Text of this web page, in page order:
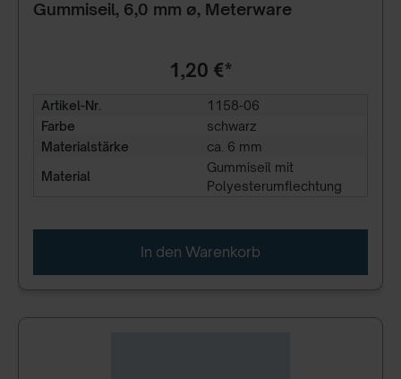
Gummiseil, 6,0 mm ø, Meterware
1,20 €*
Artikel-Nr.
1158-06
Farbe
schwarz
Materialstärke
ca. 6 mm
Material
Gummiseil mit
Polyesterumflechtung
In den Warenkorb